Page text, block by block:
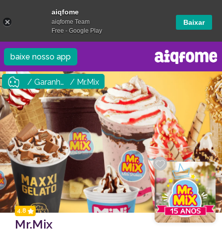
baixe nosso app
/ Garanhuns / Mr.Mix
4.8
Mr.Mix
aiqfome
aiqfome Team
Free - Google Play
Baixar